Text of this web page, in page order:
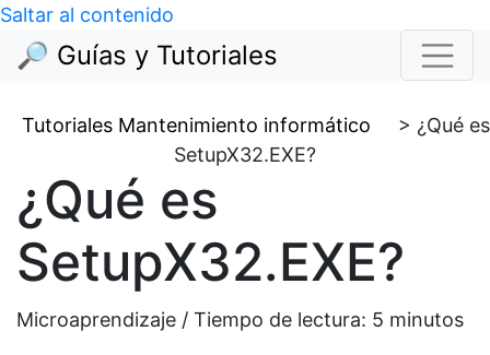
Saltar al contenido
🔎 Guías y Tutoriales
Tutoriales Mantenimiento informático > ¿Qué es
SetupX32.EXE?
¿Qué es
SetupX32.EXE?
Microaprendizaje / Tiempo de lectura: 5 minutos